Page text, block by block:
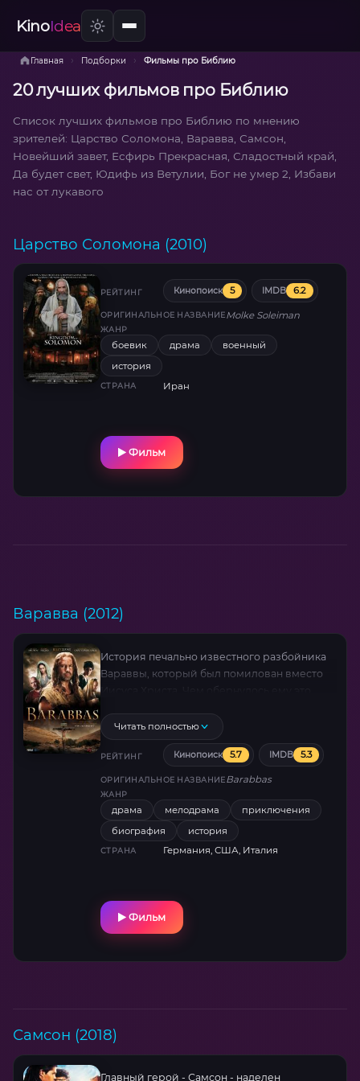
KinoIdea
Главная › Подборки › Фильмы про Библию
20 лучших фильмов про Библию
Список лучших фильмов про Библию по мнению
зрителей: Царство Соломона, Варавва, Самсон,
Новейший завет, Есфирь Прекрасная, Сладостный край,
Да будет свет, Юдифь из Ветулии, Бог не умер 2, Избави
нас от лукавого
Царство Соломона (2010)
РЕЙТИНГ Кинопоиск 5 IMDB 6.2
ОРИГИНАЛЬНОЕ НАЗВАНИЕMolke Soleiman
ЖАНР
боевик драма
военный
история
СТРАНА Иран
Фильм
Варавва (2012)
История печально известного разбойника
Вараввы, который был помилован вместо
Читать полностью
РЕЙТИНГ Кинопоиск 5.7 IMDB 5.3
ОРИГИНАЛЬНОЕ НАЗВАНИЕBarabbas
ЖАНР
драма мелодрама
приключения
биография
история
СТРАНА Германия, США, Италия
Фильм
Самсон (2018)
Главный герой - Самсон - наделен